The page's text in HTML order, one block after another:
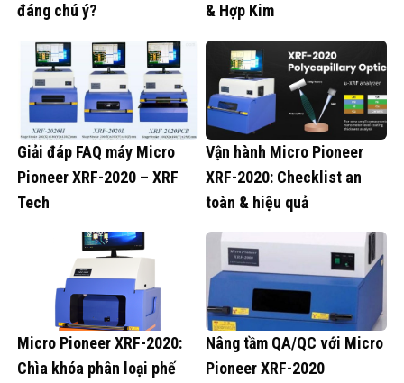
đáng chú ý?
& Hợp Kim
Giải đáp FAQ máy Micro
Pioneer XRF-2020 – XRF
Tech
Vận hành Micro Pioneer
XRF-2020: Checklist an
toàn & hiệu quả
Micro Pioneer XRF-2020:
Chìa khóa phân loại phế
Nâng tầm QA/QC với Micro
Pioneer XRF-2020